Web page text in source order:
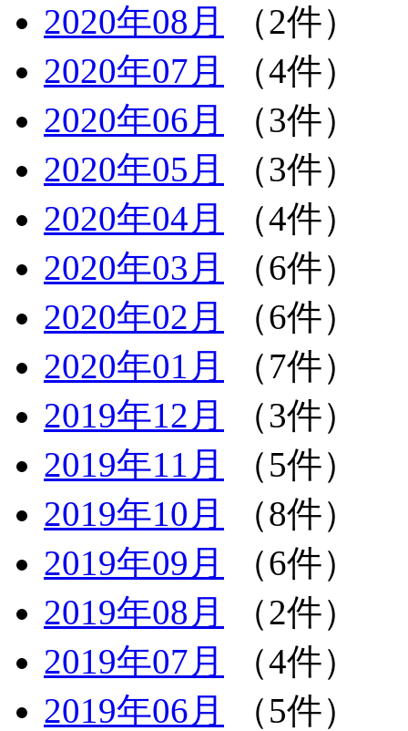
2020年08月
（2件）
2020年07月
（4件）
2020年06月
（3件）
2020年05月
（3件）
2020年04月
（4件）
2020年03月
（6件）
2020年02月
（6件）
2020年01月
（7件）
2019年12月
（3件）
2019年11月
（5件）
2019年10月
（8件）
2019年09月
（6件）
2019年08月
（2件）
2019年07月
（4件）
2019年06月
（5件）